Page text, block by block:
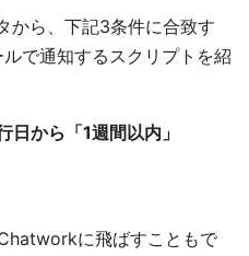
から、下記3条件に合致す
で通知するスクリプトを紹
日から「1週間以内」
に飛ばすこともで